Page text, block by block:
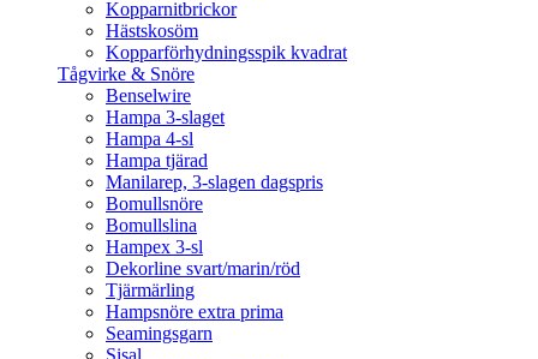
Kopparnitbrickor
Hästskosöm
Kopparförhydningsspik kvadrat
Tågvirke & Snöre
Benselwire
Hampa 3-slaget
Hampa 4-sl
Hampa tjärad
Manilarep, 3-slagen dagspris
Bomullsnöre
Bomullslina
Hampex 3-sl
Dekorline svart/marin/röd
Tjärmärling
Hampsnöre extra prima
Seamingsgarn
Sisal